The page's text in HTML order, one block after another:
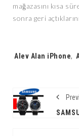
mağazasını kısa
sonra geri
Tags:
Alev Alan iPhone,